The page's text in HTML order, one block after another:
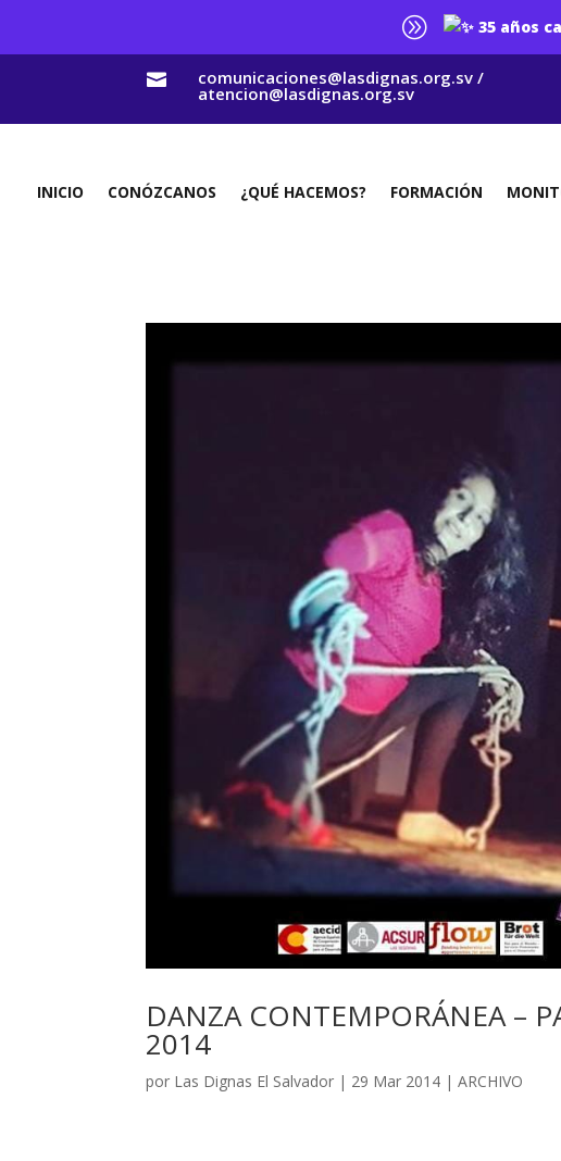
A 35 años
 comunicaciones@lasdignas.org.sv /
atencion@lasdignas.org.sv
INICIO CONÓZCANOS ¿QUÉ HACEMOS? FORMACIÓN
DANZA CONTEMPORÁNEA –
2014
por Las Dignas El Salvador | 29 Mar 2014 |ARCHIVO